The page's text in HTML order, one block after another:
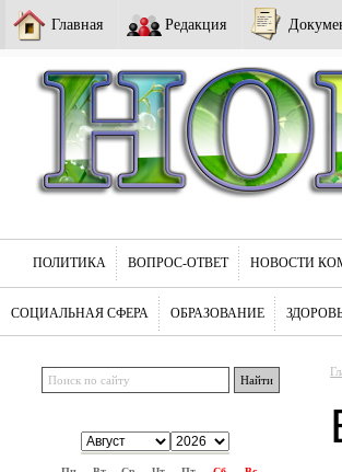
Главная Редакция
ПОЛИТИКА ВОПРОС-ОТВЕТ НОВОСТИ
СОЦИАЛЬНАЯ СФЕРА ОБРАЗОВАНИЕ